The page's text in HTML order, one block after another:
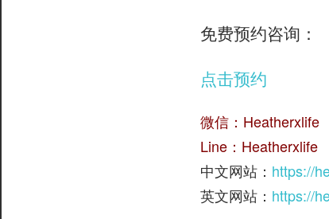
免费预约咨询：
点击预约
微信：Heatherxlife
Line：Heatherxlife
中文网站： https://
英文网站： https://